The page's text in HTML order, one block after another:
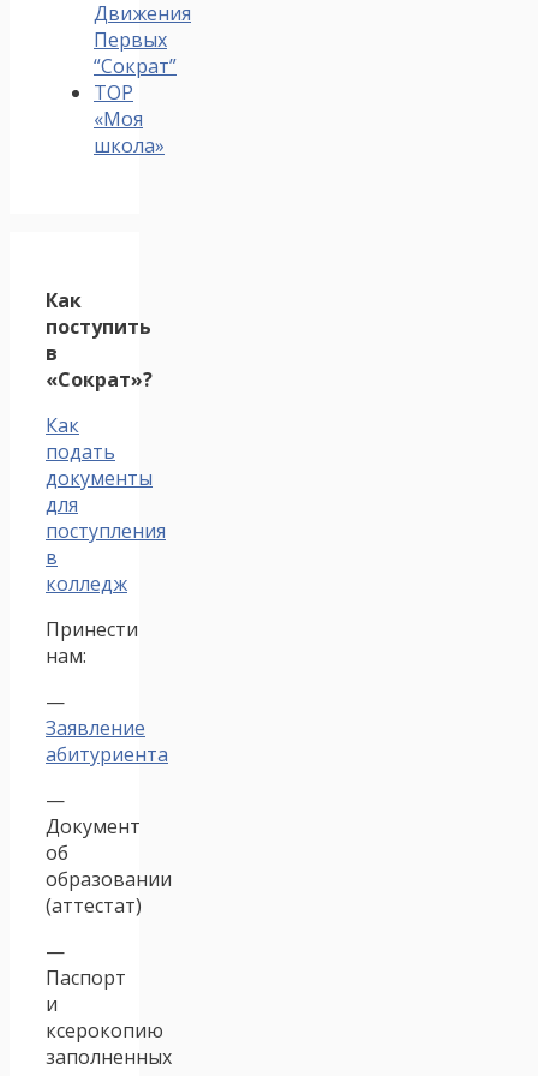
Движения
Первых
“Сократ”
ТОР
«Моя
школа»
Как
поступить
в
«Сократ»?
Как
подать
документы
для
поступления
в
колледж
Принести
нам:
—
Заявление
абитуриента
—
Документ
об
образовании
(аттестат)
—
Паспорт
и
ксерокопию
заполненных